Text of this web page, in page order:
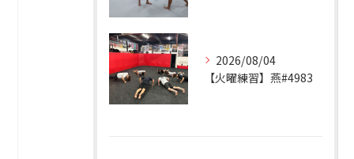
2026/08/04
【火曜練習】燕#4983